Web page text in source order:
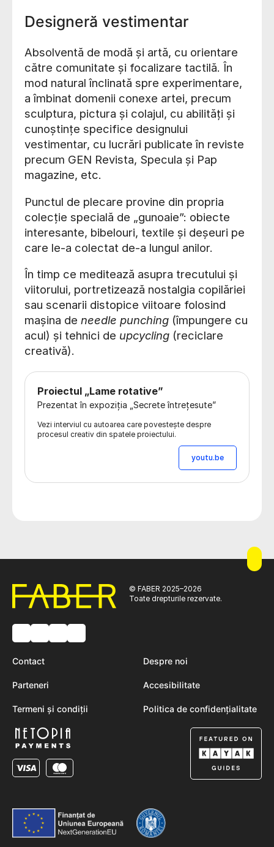
Designeră vestimentar
Absolventă de modă și artă, cu orientare
către comunitate și focalizare tactilă. În
mod natural înclinată spre experimentare,
a îmbinat domenii conexe artei, precum
sculptura, pictura și colajul, cu abilități și
cunoștințe specifice designului
vestimentar, cu lucrări publicate în reviste
precum GEN Revista, Specula și Pap
magazine, etc.
Punctul de plecare provine din propria
colecție specială de „gunoaie”: obiecte
interesante, bibelouri, textile și deșeuri pe
care le-a colectat de-a lungul anilor.
În timp ce meditează asupra trecutului și
viitorului, portretizează nostalgia copilăriei
sau scenarii distopice viitoare folosind
mașina de needle punching (împungere cu
acul) și tehnici de upcycling (reciclare
creativă).
Proiectul „Lame rotative”
Prezentat în expoziția „Secrete întrețesute”
Vezi interviul cu autoarea care povestește despre
procesul creativ din spatele proiectului.
youtu.be
© FABER 2025–2026
Toate drepturile rezervate.
Contact Despre noi
Parteneri Accesibilitate
Termeni și condiții Politica de confidențialitate